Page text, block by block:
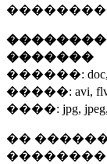
�������
������:
�����: avi,
����: jpg,
��